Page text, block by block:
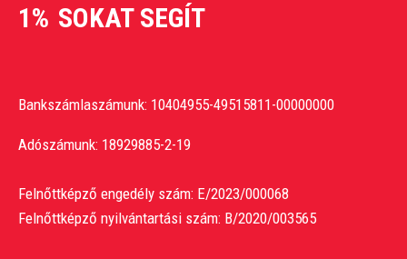
1% SOKAT SEGÍT
Bankszámlaszámunk: 10404955-49515811-00000000
Adószámunk: 18929885-2-19
Felnőttképző engedély szám: E/2023/000068
Felnőttképző nyilvántartási szám: B/2020/003565